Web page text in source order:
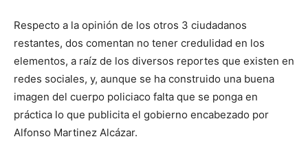
Respecto a la opinión de los otros 3 ciudadanos
restantes, dos comentan no tener credulidad en los
elementos, a raíz de los diversos reportes que existen en
redes sociales, y, aunque se ha construido una buena
imagen del cuerpo policiaco falta que se ponga en
práctica lo que publicita el gobierno encabezado por
Alfonso Martinez Alcázar.